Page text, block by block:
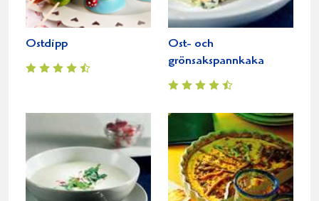
Ostdipp
Ost- och
grönsakspannkaka